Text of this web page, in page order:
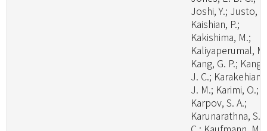
Joshi, Y.; Justo,
Kaishian, P.;
Kakishima, M.;
Kaliyaperumal,
Kang, G. P.; Kang,
J. C.; Karakehian,
J. M.; Karimi, O.;
Karpov, S. A.;
Karunarathna, S.